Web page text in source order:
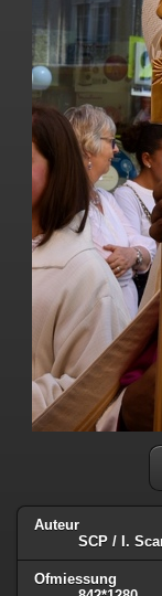
Auteur
SCP / I.
Ofmiessung